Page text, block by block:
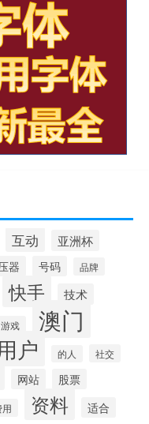
互动 亚洲杯
器 号码 品牌
快手 技术
游戏 澳门
户 的人 社交
网站 股票
用 资料 适合